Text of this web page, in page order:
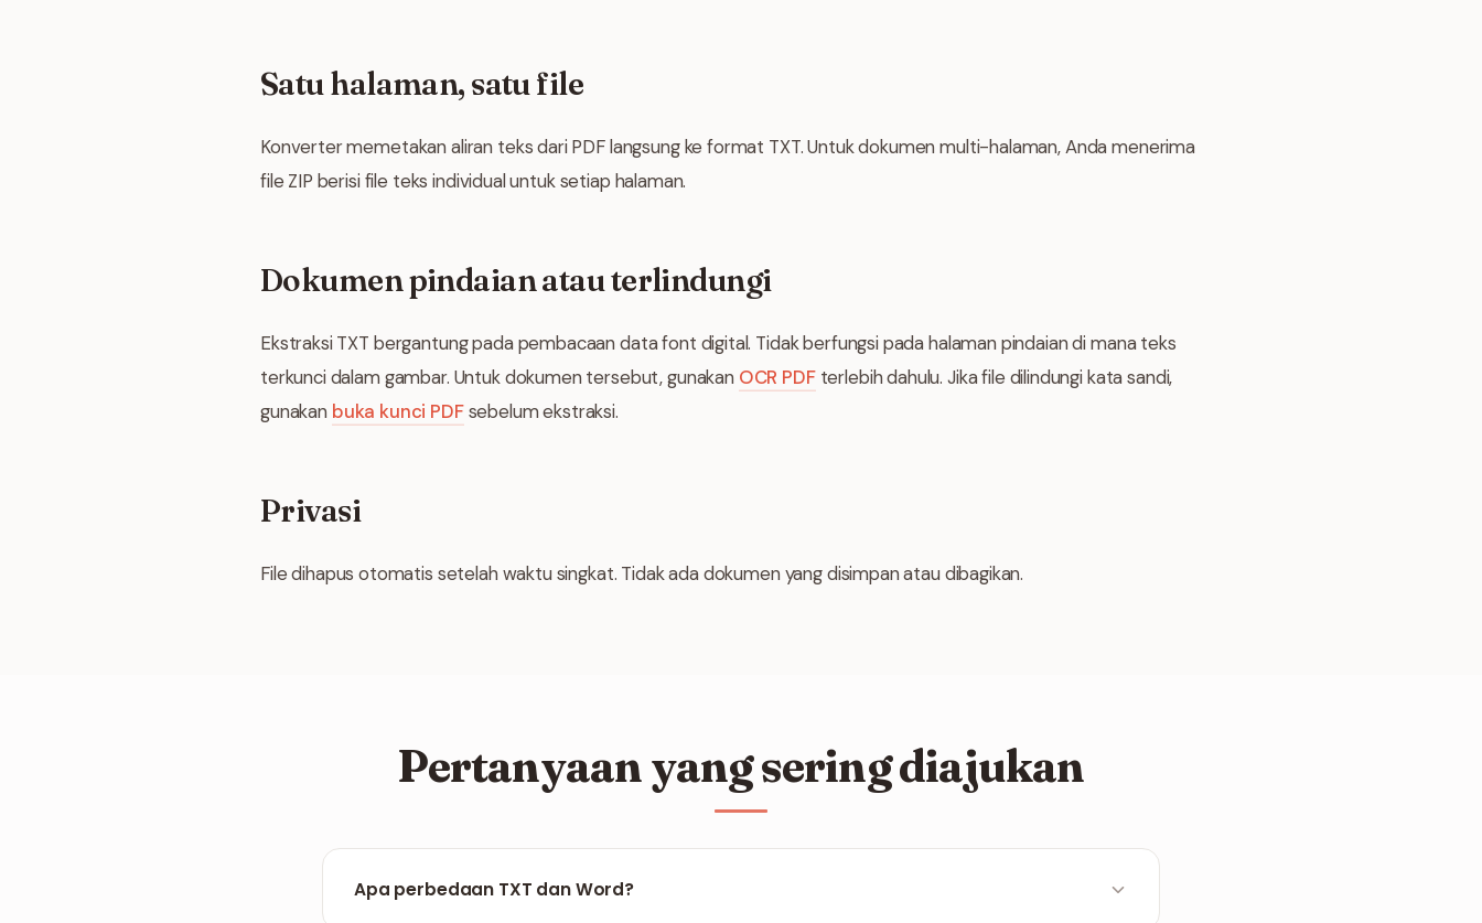
Satu halaman, satu file
Konverter memetakan aliran teks dari PDF langsung ke format TXT. Untuk dokumen multi-halaman, Anda menerima
file ZIP berisi file teks individual untuk setiap halaman.
Dokumen pindaian atau terlindungi
Ekstraksi TXT bergantung pada pembacaan data font digital. Tidak berfungsi pada halaman pindaian di mana teks
terkunci dalam gambar. Untuk dokumen tersebut, gunakan OCR PDFterlebih dahulu. Jika file dilindungi kata sandi,
gunakan buka kunci PDFsebelum ekstraksi.
Privasi
File dihapus otomatis setelah waktu singkat. Tidak ada dokumen yang disimpan atau dibagikan.
Pertanyaan yang sering diajukan
Apa perbedaan TXT dan Word?